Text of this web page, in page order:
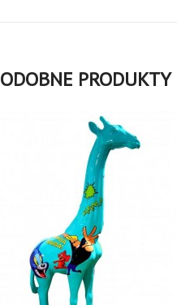
PODOBNE PRODUKTY